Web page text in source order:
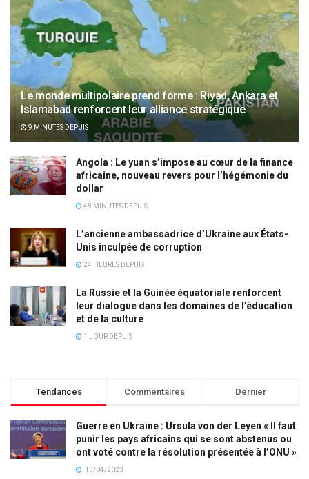
Le monde multipolaire prend forme : Riyad, Ankara et
Islamabad renforcent leur alliance stratégique
9 MINUTES DEPUIS
Angola : Le yuan s’impose au cœur de la finance
africaine, nouveau revers pour l’hégémonie du
dollar
48 MINUTES DEPUIS
L’ancienne ambassadrice d’Ukraine aux États-
Unis inculpée de corruption
24 HEURES DEPUIS
La Russie et la Guinée équatoriale renforcent
leur dialogue dans les domaines de l’éducation
et de la culture
1 JOUR DEPUIS
Tendances Commentaires Dernier
Guerre en Ukraine : Ursula von der Leyen « Il faut
punir les pays africains qui se sont abstenus ou
ont voté contre la résolution présentée à l’ONU »
13/04/2023